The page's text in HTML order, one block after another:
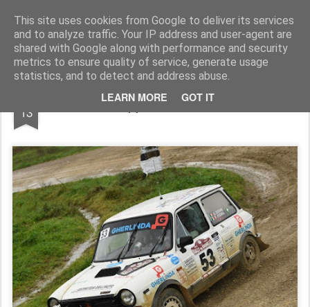
This site uses cookies from Google to deliver its services
and to analyze traffic. Your IP address and user-agent are
shared with Google along with performance and security
metrics to ensure quality of service, generate usage
statistics, and to detect and address abuse.
LEARN MORE GOT IT
AutoMotoCorse. Motorsport Random News 280912
13 A Sisani la Coppa A112 Abarth Terra 2022